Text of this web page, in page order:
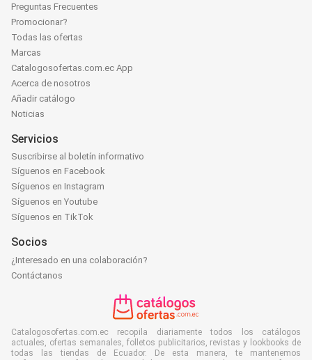
Preguntas Frecuentes
Promocionar?
Todas las ofertas
Marcas
Catalogosofertas.com.ec App
Acerca de nosotros
Añadir catálogo
Noticias
Servicios
Suscribirse al boletín informativo
Síguenos en Facebook
Síguenos en Instagram
Síguenos en Youtube
Síguenos en TikTok
Socios
¿Interesado en una colaboración?
Contáctanos
Catalogosofertas.com.ec recopila diariamente todos los catálogos
actuales, ofertas semanales, folletos publicitarios, revistas y lookbooks de
todas las tiendas de Ecuador. De esta manera, te mantenemos